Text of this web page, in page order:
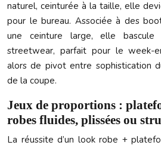
naturel, ceinturée à la taille, elle
pour le bureau. Associée à des
une ceinture large, elle
streetwear, parfait pour le week-
alors de pivot entre sophistication
de la coupe.
Jeux de proportions :
robes fluides, plissées ou
La réussite d’un look robe +